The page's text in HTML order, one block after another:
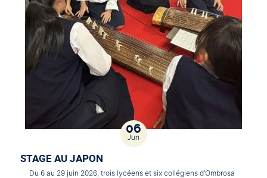
06
Jun
STAGE AU JAPON
Du 6 au 29 juin 2026, trois lycéens et six collégiens d’Ombrosa